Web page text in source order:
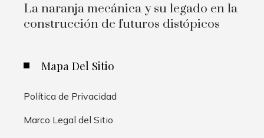
La naranja mecánica y su legado en la
construcción de futuros distópicos
Mapa Del Sitio
Política de Privacidad
Marco Legal del Sitio